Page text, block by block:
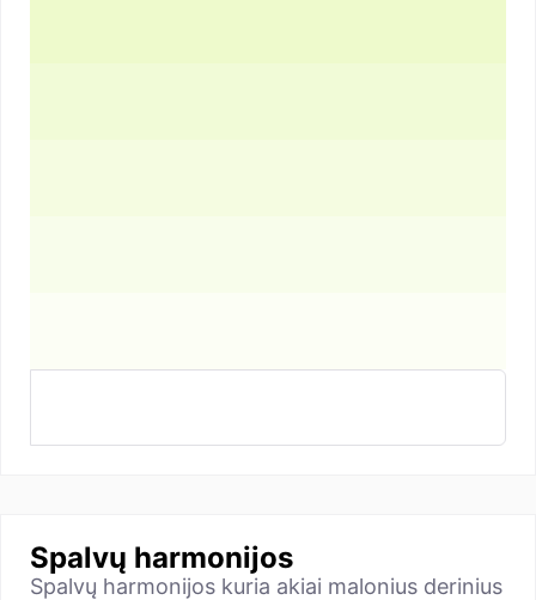
Spalvų harmonijos
Spalvų harmonijos kuria akiai malonius derinius